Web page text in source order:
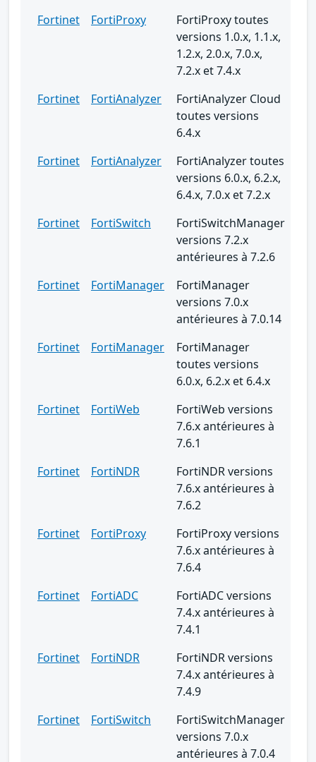
Fortinet
FortiProxy
FortiProxy toutes
versions 1.0.x, 1.1.x,
1.2.x, 2.0.x, 7.0.x,
7.2.x et 7.4.x
Fortinet
FortiAnalyzer
FortiAnalyzer Cloud
toutes versions
6.4.x
Fortinet
FortiAnalyzer
FortiAnalyzer toutes
versions 6.0.x, 6.2.x,
6.4.x, 7.0.x et 7.2.x
Fortinet
FortiSwitch
FortiSwitchManager
versions 7.2.x
antérieures à 7.2.6
Fortinet
FortiManager
FortiManager
versions 7.0.x
antérieures à 7.0.14
Fortinet
FortiManager
FortiManager
toutes versions
6.0.x, 6.2.x et 6.4.x
Fortinet
FortiWeb
FortiWeb versions
7.6.x antérieures à
7.6.1
Fortinet
FortiNDR
FortiNDR versions
7.6.x antérieures à
7.6.2
Fortinet
FortiProxy
FortiProxy versions
7.6.x antérieures à
7.6.4
Fortinet
FortiADC
FortiADC versions
7.4.x antérieures à
7.4.1
Fortinet
FortiNDR
FortiNDR versions
7.4.x antérieures à
7.4.9
Fortinet
FortiSwitch
FortiSwitchManager
versions 7.0.x
antérieures à 7.0.4